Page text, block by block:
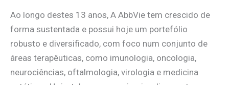
Ao longo destes 13 anos, A AbbVie tem crescido de
forma sustentada e possui hoje um portefólio
robusto e diversificado, com foco num conjunto de
áreas terapêuticas, como imunologia, oncologia,
neurociências, oftalmologia, virologia e medicina